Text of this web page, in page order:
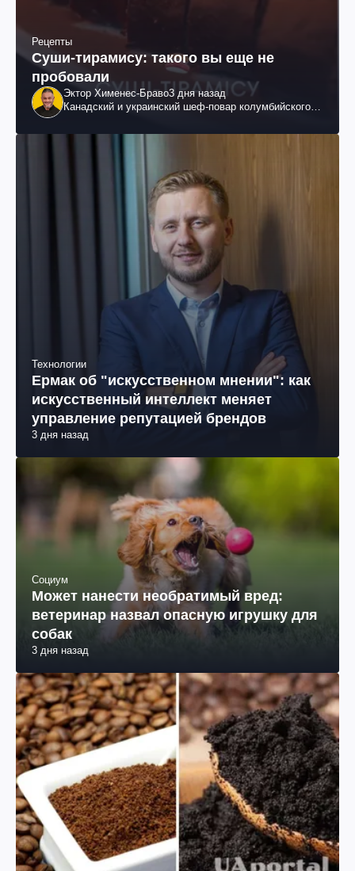
Рецепты
Суши-тирамису: такого вы еще не
пробовали
Эктор Хименес-Браво3 дня назад
Канадский и украинский шеф-повар колумбийского
Технологии
Ермак об "искусственном мнении": как
искусственный интеллект меняет
управление репутацией брендов
3 дня назад
Социум
Может нанести необратимый вред:
ветеринар назвал опасную игрушку для
собак
3 дня назад